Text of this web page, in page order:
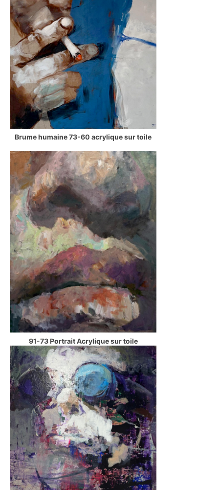
Brume humaine 73-60 acrylique sur toile
91-73 Portrait Acrylique sur toile